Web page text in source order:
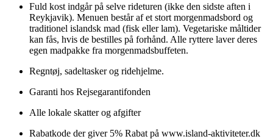
Fuld kost indgår på selve rideturen (ikke den sidste aften i
Reykjavik). Menuen består af et stort morgenmadsbord og
traditionel islandsk mad (fisk eller lam). Vegetariske måltider
kan fås, hvis de bestilles på forhånd. Alle ryttere laver deres
egen madpakke fra morgenmadsbuffeten.
Regntøj, sadeltasker og ridehjelme.
Garanti hos Rejsegarantifonden
Alle lokale skatter og afgifter
Rabatkode der giver 5% Rabat på www.island-aktiviteter.dk